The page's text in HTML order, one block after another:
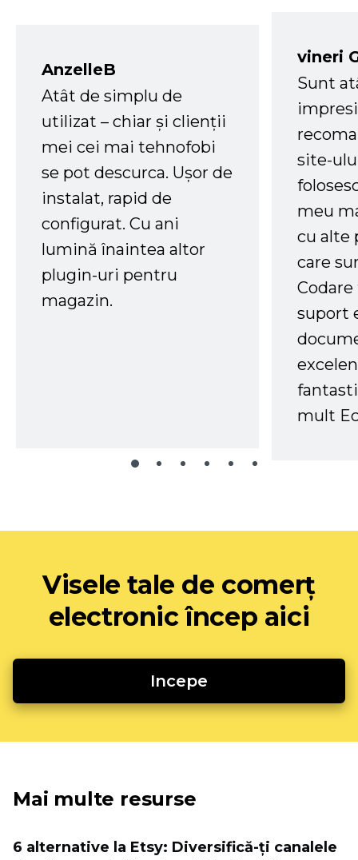
AnzelleB
Atât de simplu de
utilizat – chiar și clienții
mei cei mai tehnofobi
se pot descurca. Ușor de
instalat, rapid de
configurat. Cu ani
lumină înaintea altor
plugin-uri pentru
magazin.
vineri
Sunt
site-
meu
cu alte
care
suport
mult
Visele tale de comerț
electronic încep aici
Incepe
Mai multe resurse
6 alternative la Etsy: Diversifică-ți canalele